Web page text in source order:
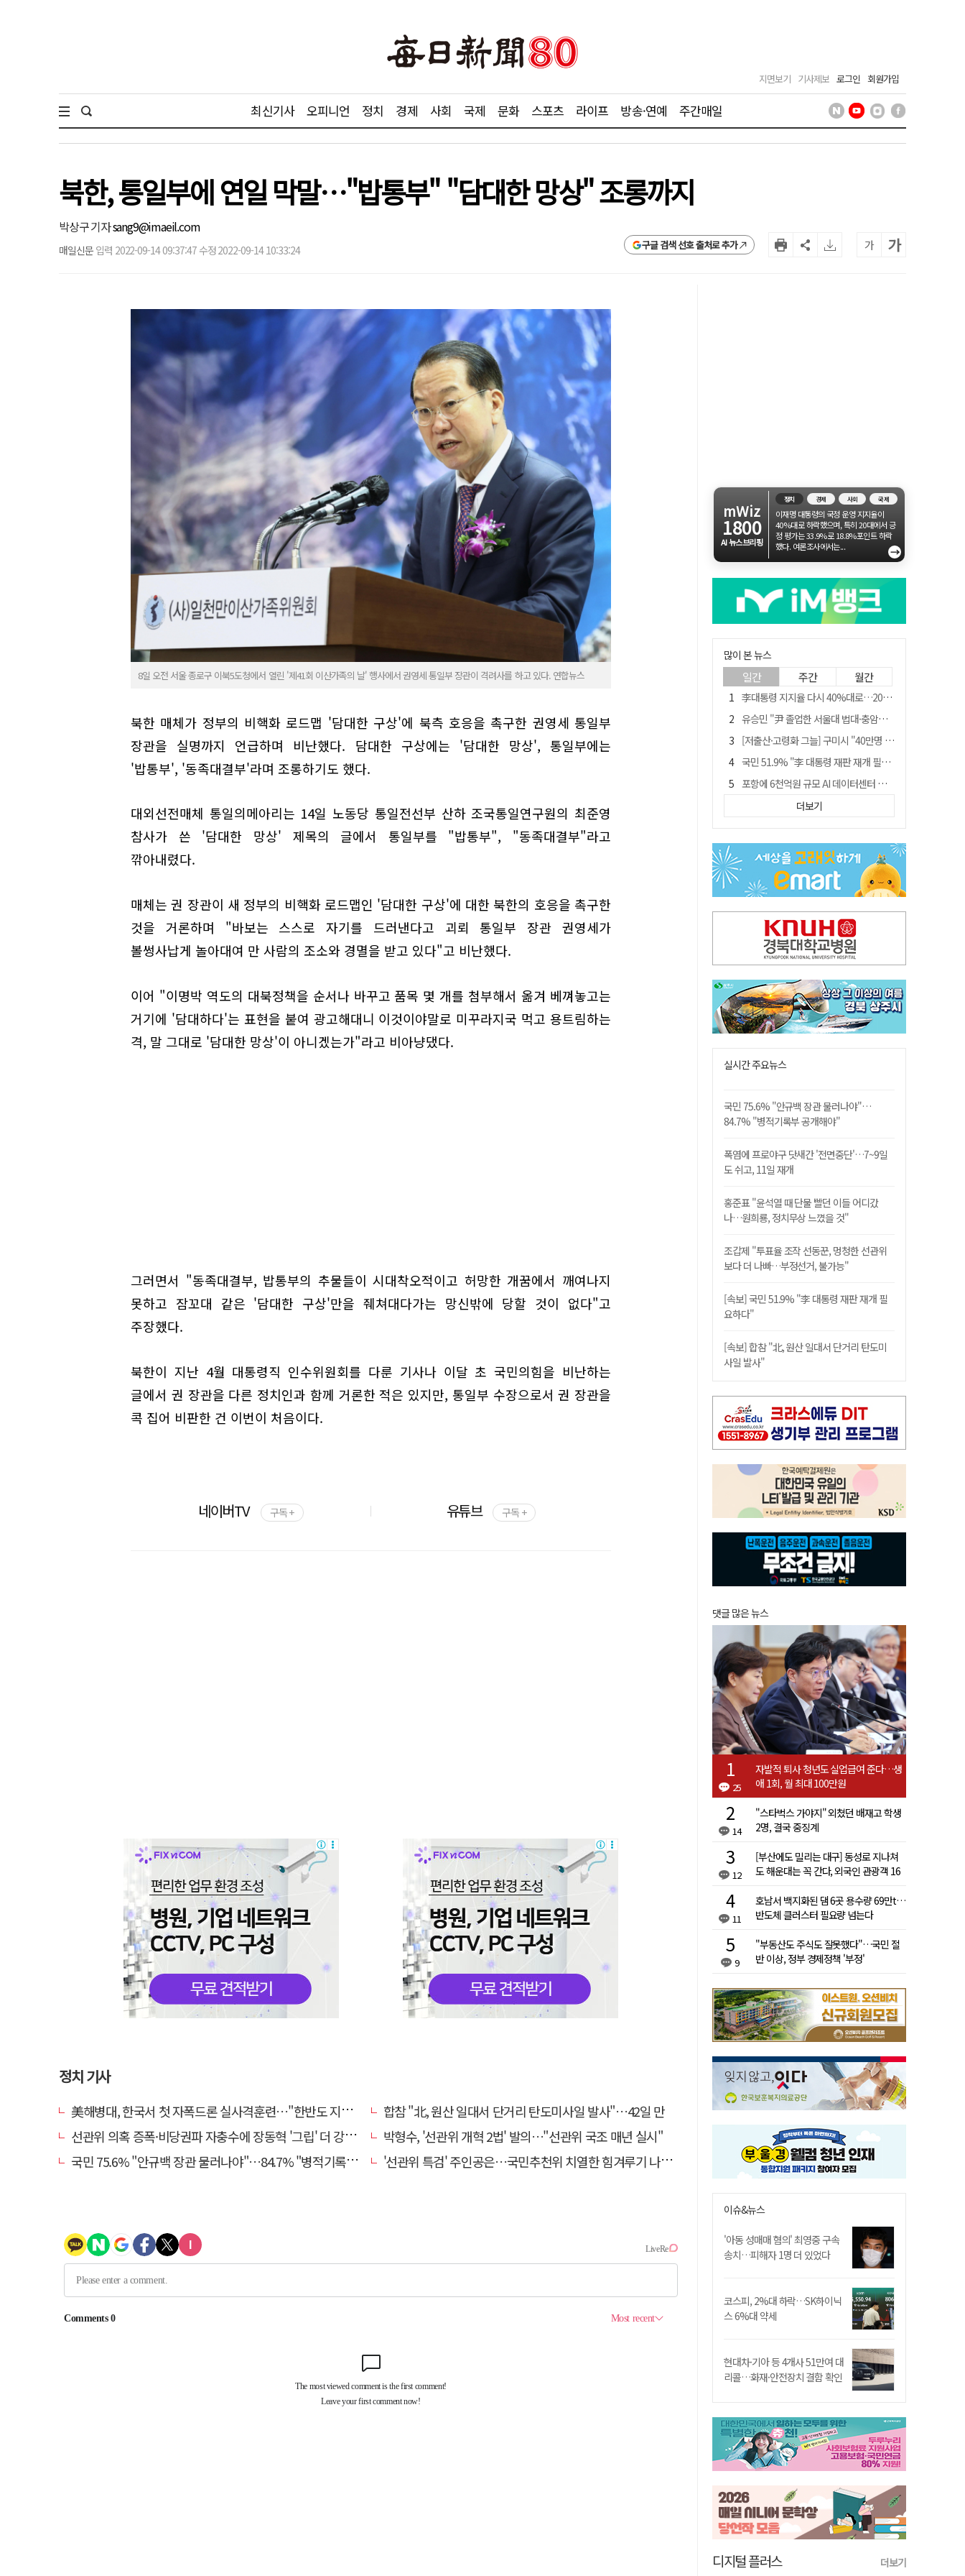
지면보기 기사제보 로그인 회원가입
최신기사 오피니언 정치 경제 사회 국제 문화 스포츠 라이프 방송·연예 주간매일
북한, 통일부에 연일 막말…"밥통부" "담대한 망상" 조롱까지
박상구 기자sang9@imaeil.com
매일신문 입력 2022-09-14 09:37:47 수정 2022-09-14 10:33:24 구글 검색 선호 출처로 추가 가 가
8일 오전 서울 종로구 이북5도청에서 열린 '제41회 이산가족의 날' 행사에서 권영세 통일부 장관이 격려사를 하고 있다. 연합뉴스
북한 매체가 정부의 비핵화 로드맵 '담대한 구상'에 북측 호응을 촉구한 권영세 통일부
장관을 실명까지 언급하며 비난했다. 담대한 구상에는 '담대한 망상', 통일부에는
'밥통부', '동족대결부'라며 조롱하기도 했다.
대외선전매체 통일의메아리는 14일 노동당 통일전선부 산하 조국통일연구원의 최준영
참사가 쓴 '담대한 망상' 제목의 글에서 통일부를 "밥통부", "동족대결부"라고
깎아내렸다.
매체는 권 장관이 새 정부의 비핵화 로드맵인 '담대한 구상'에 대한 북한의 호응을 촉구한
것을 거론하며 "바보는 스스로 자기를 드러낸다고 괴뢰 통일부 장관 권영세가
볼썽사납게 놀아대여 만 사람의 조소와 경멸을 받고 있다"고 비난했다.
이어 "이명박 역도의 대북정책을 순서나 바꾸고 품목 몇 개를 첨부해서 옮겨 베껴놓고는
거기에 '담대하다'는 표현을 붙여 광고해대니 이것이야말로 미꾸라지국 먹고 용트림하는
격, 말 그대로 '담대한 망상'이 아니겠는가"라고 비아냥댔다.
그러면서 "동족대결부, 밥통부의 추물들이 시대착오적이고 허망한 개꿈에서 깨여나지
못하고 잠꼬대 같은 '담대한 구상'만을 줴쳐대다가는 망신밖에 당할 것이 없다"고
주장했다.
북한이 지난 4월 대통령직 인수위원회를 다룬 기사나 이달 초 국민의힘을 비난하는
글에서 권 장관을 다른 정치인과 함께 거론한 적은 있지만, 통일부 수장으로서 권 장관을
콕 집어 비판한 건 이번이 처음이다.
네이버TV 구독 + 유튜브 구독 +
정치 기사
美해병대, 한국서 첫 자폭드론 실사격훈련…"한반도 지형 학습"
합참 "北, 원산 일대서 단거리 탄도미사일 발사"…42일 만
선관위 의혹 증폭·비당권파 자충수에 장동혁 '그립' 더 강해졌다
박형수, '선관위 개혁 2법' 발의…"선관위 국조 매년 실시"
국민 75.6% "안규백 장관 물러나야"…84.7% "병적기록부 공개해야"
'선관위 특검' 주인공은…국민추천위 치열한 힘겨루기 나설 듯
mWiz
1800
AI 뉴스브리핑
정치 경제 사회 국제
이재명 대통령의 국정 운영 지지율이
40%대로 하락했으며, 특히 20대에서 긍
정 평가는 33.9%로 18.8%포인트 하락
했다. 여론조사에서는...
→
많이 본 뉴스
일간 주간 월간
李대통령 지지율 다시 40%대로…20대는 18.8%p 급락
유승민 "尹 졸업한 서울대 법대·충암고도 없애야"…李 육사 통합 직격
[저출산·고령화 그늘] 구미시 "40만명 사수" 고령군 "3만명대 회복"
국민 51.9% "李 대통령 재판 재개 필요하다"
포항에 6천억원 규모 AI 데이터센터 들어선다
월 매출 9천만원에도 문 닫는 영양 젖소농장… "일할 사람이 없어"
경찰, 홍명보 선임 의혹 수사…대한축구협회 전격 압수수색
"김용민, 흑백논리로 세상 보는 듯" 검찰 내부서 지탄
'솔리다임 IPO 추진설' SK하이닉스, 주가 9% 급락
더보기
실시간 주요뉴스
국민 75.6% "안규백 장관 물러나야"…
84.7% "병적기록부 공개해야"
폭염에 프로야구 닷새간 '전면중단'…7~9일
도 쉬고, 11일 재개
홍준표 "윤석열 때 단물 빨던 이들 어디갔
나…원희룡, 정치무상 느꼈을 것"
조갑제 "투표율 조작 선동꾼, 멍청한 선관위
보다 더 나빠…부정선거, 불가능"
[속보] 국민 51.9% "李 대통령 재판 재개 필
요하다"
[속보] 합참 "北, 원산 일대서 단거리 탄도미
사일 발사"
댓글 많은 뉴스
25
자발적 퇴사 청년도 실업급여 준다…생
애 1회, 월 최대 100만원
14
"스타벅스 가야지" 외쳤던 배재고 학생
2명, 결국 중징계
12
[부산에도 밀리는 대구] 동성로 지나쳐
도 해운대는 꼭 간다, 외국인 관광객 16
11
호남서 백지화된 댐 6곳 용수량 69만t…
반도체 클러스터 필요량 넘는다
9
"부동산도 주식도 잘못했다"…국민 절
반 이상, 정부 경제정책 '부정'
이슈&뉴스
'아동 성매매 혐의' 최영중 구속
송치…피해자 1명 더 있었다
코스피, 2%대 하락…SK하이닉
스 6%대 약세
현대차·기아 등 4개사 51만여 대
리콜…화재·안전장치 결함 확인
디지털 플러스 더보기